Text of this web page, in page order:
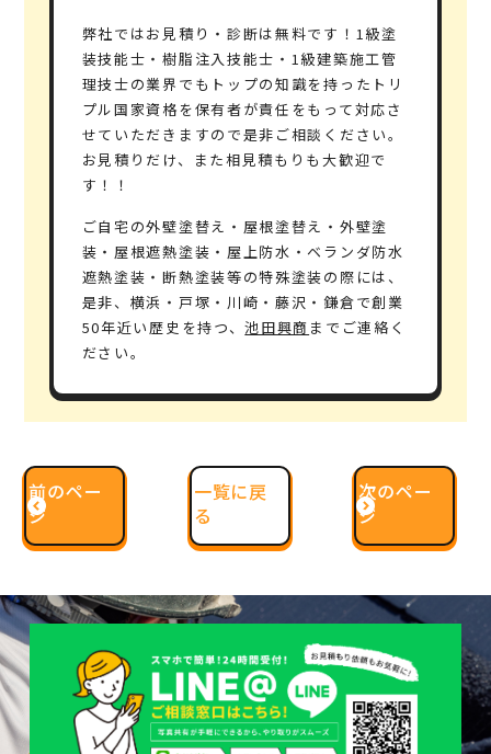
弊社ではお見積り・診断は無料です！1級塗
装技能士・樹脂注入技能士・1級建築施工管
理技士の業界でもトップの知識を持ったトリ
プル国家資格を保有者が責任をもって対応さ
せていただきますので是非ご相談ください。
お見積りだけ、また相見積もりも大歓迎で
す！！
ご自宅の外壁塗替え・屋根塗替え・外壁塗
装・屋根遮熱塗装・屋上防水・ベランダ防水
遮熱塗装・断熱塗装等の特殊塗装の際には、
是非、横浜・戸塚・川崎・藤沢・鎌倉で創業
50年近い歴史を持つ、池田興商 までご連絡く
ださい。
前のペー
ジ
一覧に戻
る
次のペー
ジ